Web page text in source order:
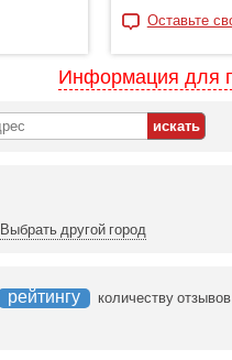
Оставьте
Информация для
Выбрать другой город
рейтингу
количеству отзывов